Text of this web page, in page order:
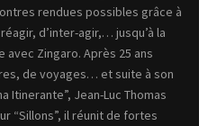
rendues possibles grâce à
d’inter-agir,… jusqu’à la
avec Zingaro. Après 25 ans
de voyages… et suite à son
Itinerante”, Jean-Luc Thomas
“Sillons”, il réunit de fortes